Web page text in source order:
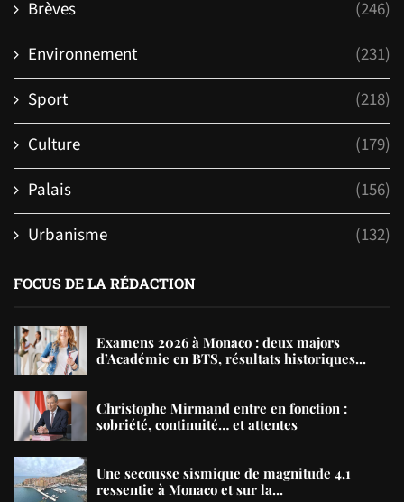
Brèves
(246)
Environnement
(231)
Sport
(218)
Culture
(179)
Palais
(156)
Urbanisme
(132)
FOCUS DE LA RÉDACTION
Examens 2026 à Monaco : deux majors
d’Académie en BTS, résultats historiques...
Christophe Mirmand entre en fonction :
sobriété, continuité… et attentes
Une secousse sismique de magnitude 4,1
ressentie à Monaco et sur la...